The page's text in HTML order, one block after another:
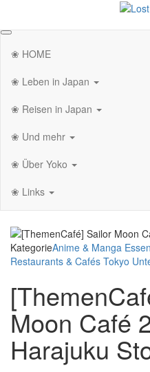
springen
❀ HOME
❀ Leben in Japan
❀ Reisen in Japan
❀ Und mehr
❀ Über Yoko
❀ Links
KategorieAnime & Manga
Restaurants & Cafés Tokyo
Moon Café
Harajuku